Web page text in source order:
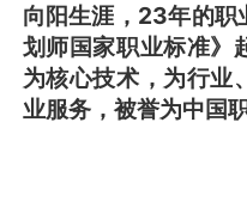
向阳生涯，23年的职
划师国家职业标准》
为核心技术，为行业
业服务，被誉为中国